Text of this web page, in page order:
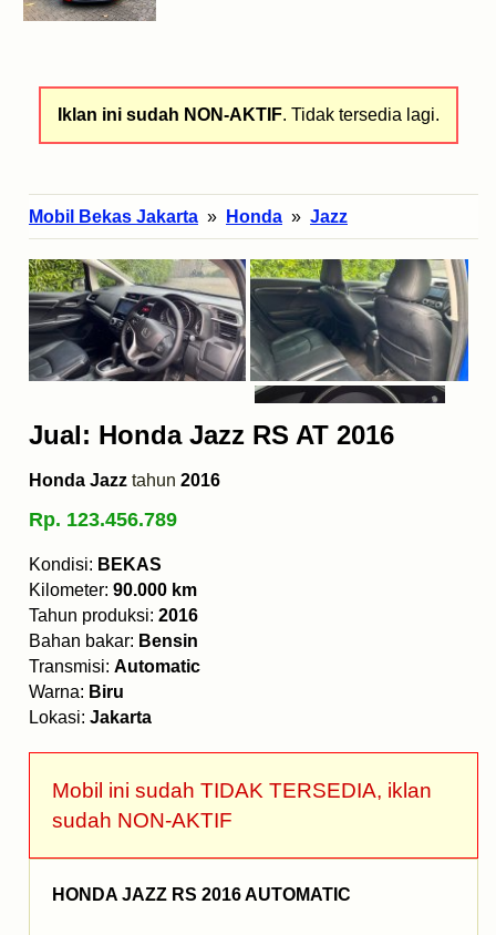
Iklan ini sudah NON-AKTIF. Tidak tersedia lagi.
Mobil Bekas Jakarta » Honda » Jazz
Jual: Honda Jazz RS AT 2016
Honda Jazz tahun 2016
Rp. 123.456.789
Kondisi: BEKAS
Kilometer: 90.000 km
Tahun produksi: 2016
Bahan bakar: Bensin
Transmisi: Automatic
Warna: Biru
Lokasi: Jakarta
Mobil ini sudah TIDAK TERSEDIA, iklan
sudah NON-AKTIF
HONDA JAZZ RS 2016 AUTOMATIC